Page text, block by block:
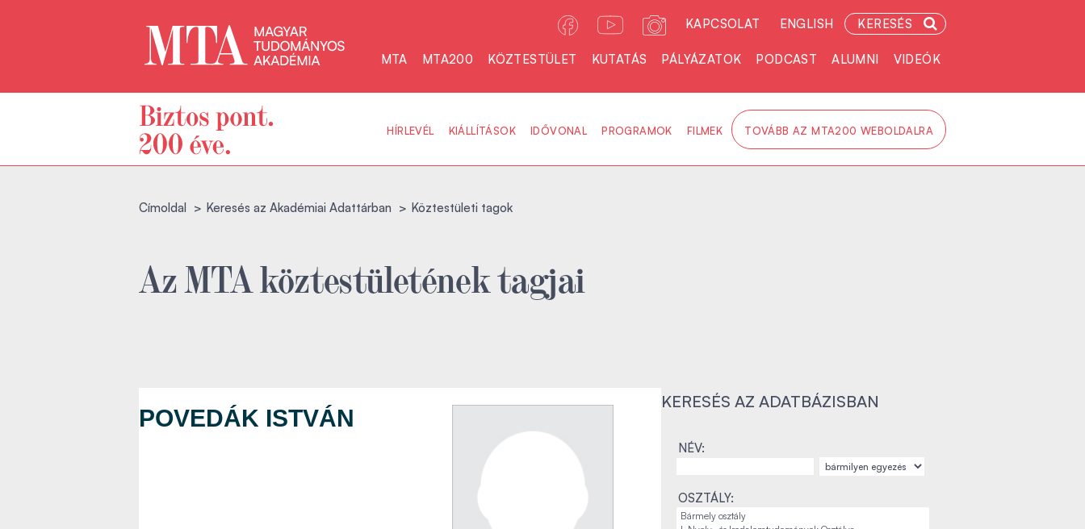
KAPCSOLAT ENGLISH KERESÉS
MTA MTA200 KÖZTESTÜLET KUTATÁS PÁLYÁZATOK PODCAST ALUMNI VIDEÓK
HÍRLEVÉL KIÁLLÍTÁSOK IDŐVONAL PROGRAMOK FILMEK TOVÁBB AZ MTA200 WEBOLDALRA
Címoldal Keresés az Akadémiai Adattárban Köztestületi tagok
Az MTA köztestületének tagjai
POVEDÁK ISTVÁN
KERESÉS AZ ADATBÁZISBAN
NÉV:
OSZTÁLY: